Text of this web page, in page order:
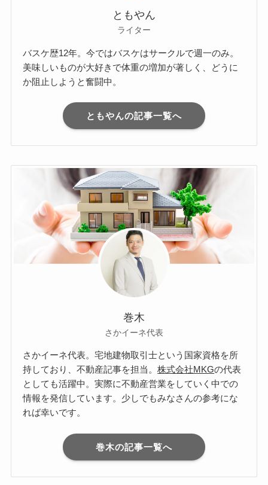
ともやん
ライター
バスケ歴12年。今ではバスケはサークルで週一のみ。
美味しいものが大好きで体重の増加が著しく、どうに
か阻止しようと奮闘中。
ともやんの記事一覧へ
巻木
さかイーネ代表
さかイーネ代表。宅地建物取引士という国家資格を所
持しており、不動産記事を担当。株式会社MKGの代表
としても活躍中。実際に不動産営業をしていく中での
情報を発信しています。少しでもみなさんの参考にな
れば幸いです。
巻木の記事一覧へ